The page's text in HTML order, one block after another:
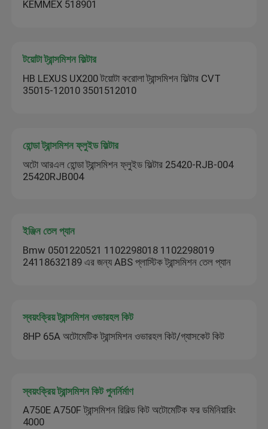
KEMMEX 518901
টয়োটা ট্রান্সমিশন ফিল্টার
HB LEXUS UX200 টয়োটা করোলা ট্রান্সমিশন ফিল্টার CVT
35015-12010 3501512010
হোন্ডা ট্রান্সমিশন ফ্লুইড ফিল্টার
অটো আরএল হোন্ডা ট্রান্সমিশন ফ্লুইড ফিল্টার 25420-RJB-004
25420RJB004
ইঞ্জিন তেল প্যান
Bmw 0501220521 1102298018 1102298019
24118632189 এর জন্য ABS প্লাস্টিক ট্রান্সমিশন তেল প্যান
স্বয়ংক্রিয় ট্রান্সমিশন ওভারহল কিট
8HP 65A অটোমেটিক ট্রান্সমিশন ওভারহল কিট/গ্যাসকেট কিট
স্বয়ংক্রিয় ট্রান্সমিশন কিট পুনর্নির্মাণ
A750E A750F ট্রান্সমিশন রিবিল্ড কিট অটোমেটিক ফর ডমিনিয়ারিং
4000